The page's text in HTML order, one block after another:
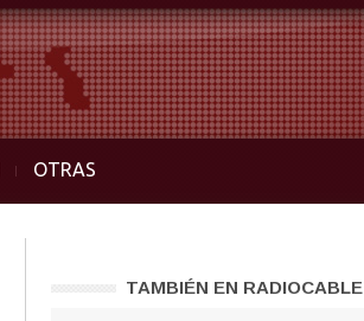
OTRAS
TAMBIÉN EN RADIOCABLE